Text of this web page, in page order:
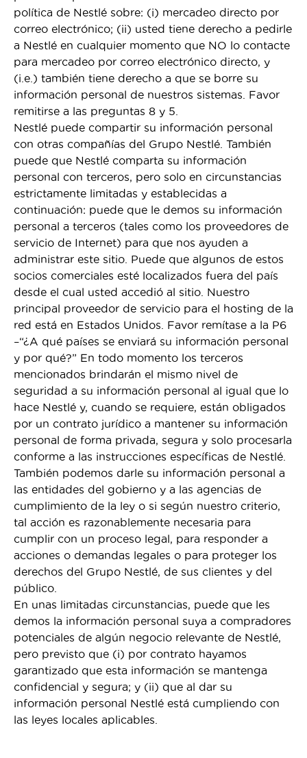
política de Nestlé sobre: (i) mercadeo directo por
correo electrónico; (ii) usted tiene derecho a pedirle
a Nestlé en cualquier momento que NO lo contacte
para mercadeo por correo electrónico directo, y
(i.e.) también tiene derecho a que se borre su
información personal de nuestros sistemas. Favor
remitirse a las preguntas 8 y 5.
Nestlé puede compartir su información personal
con otras compañías del Grupo Nestlé. También
puede que Nestlé comparta su información
personal con terceros, pero solo en circunstancias
estrictamente limitadas y establecidas a
continuación: puede que le demos su información
personal a terceros (tales como los proveedores de
servicio de Internet) para que nos ayuden a
administrar este sitio. Puede que algunos de estos
socios comerciales esté localizados fuera del país
desde el cual usted accedió al sitio. Nuestro
principal proveedor de servicio para el hosting de la
red está en Estados Unidos. Favor remítase a la P6
–“¿A qué países se enviará su información personal
y por qué?” En todo momento los terceros
mencionados brindarán el mismo nivel de
seguridad a su información personal al igual que lo
hace Nestlé y, cuando se requiere, están obligados
por un contrato jurídico a mantener su información
personal de forma privada, segura y solo procesarla
conforme a las instrucciones específicas de Nestlé.
También podemos darle su información personal a
las entidades del gobierno y a las agencias de
cumplimiento de la ley o si según nuestro criterio,
tal acción es razonablemente necesaria para
cumplir con un proceso legal, para responder a
acciones o demandas legales o para proteger los
derechos del Grupo Nestlé, de sus clientes y del
público.
En unas limitadas circunstancias, puede que les
demos la información personal suya a compradores
potenciales de algún negocio relevante de Nestlé,
pero previsto que (i) por contrato hayamos
garantizado que esta información se mantenga
confidencial y segura; y (ii) que al dar su
información personal Nestlé está cumpliendo con
las leyes locales aplicables.